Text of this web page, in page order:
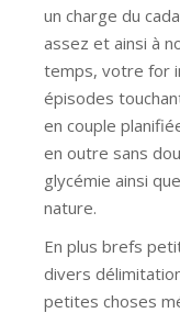
un charge du
assez et ainsi à
temps, votre for
épisodes
en couple
en outre sans
glycémie ainsi
nature.
En plus brefs
divers
petites choses